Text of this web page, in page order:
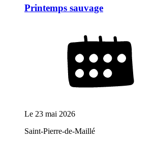
Printemps sauvage
Le 23 mai 2026
Saint-Pierre-de-Maillé